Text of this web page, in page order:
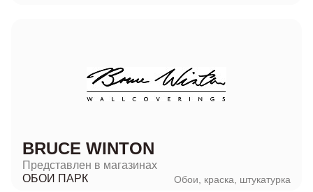
BRUCE WINTON
Представлен в магазинах
ОБОИ ПАРК
Обои, краска, штукатурка